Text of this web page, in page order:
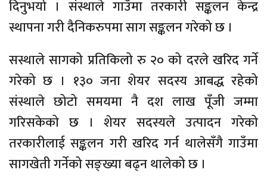
दिनुभयो । संस्थाले गाउँमा तरकारी सङ्कलन केन्द्र
स्थापना गरी दैनिकरुपमा साग सङ्कलन गरेको छ ।
सस्थाले सागको प्रतिकिलो रु २० को दरले खरिद गर्ने
गरेको छ । १३० जना शेयर सदस्य आबद्ध रहेको
संस्थाले छोटो समयमा नै दश लाख पूँजी जम्मा
गरिसकेको छ । शेयर सदस्यले उत्पादन गरेको
तरकारीलाई सङ्कलन गरी खरिद गर्न थालेसँगै गाउँमा
सागखेती गर्नेको सङ्ख्या बढ्न थालेको छ ।